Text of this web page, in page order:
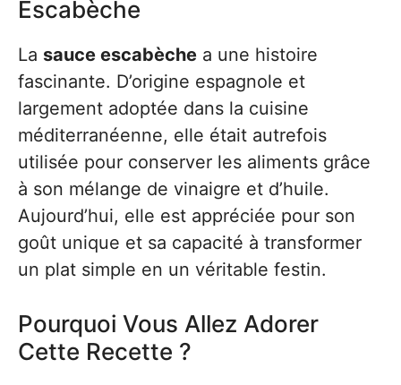
Escabèche
La sauce escabèche a une histoire
fascinante. D’origine espagnole et
largement adoptée dans la cuisine
méditerranéenne, elle était autrefois
utilisée pour conserver les aliments grâce
à son mélange de vinaigre et d’huile.
Aujourd’hui, elle est appréciée pour son
goût unique et sa capacité à transformer
un plat simple en un véritable festin.
Pourquoi Vous Allez Adorer
Cette Recette ?